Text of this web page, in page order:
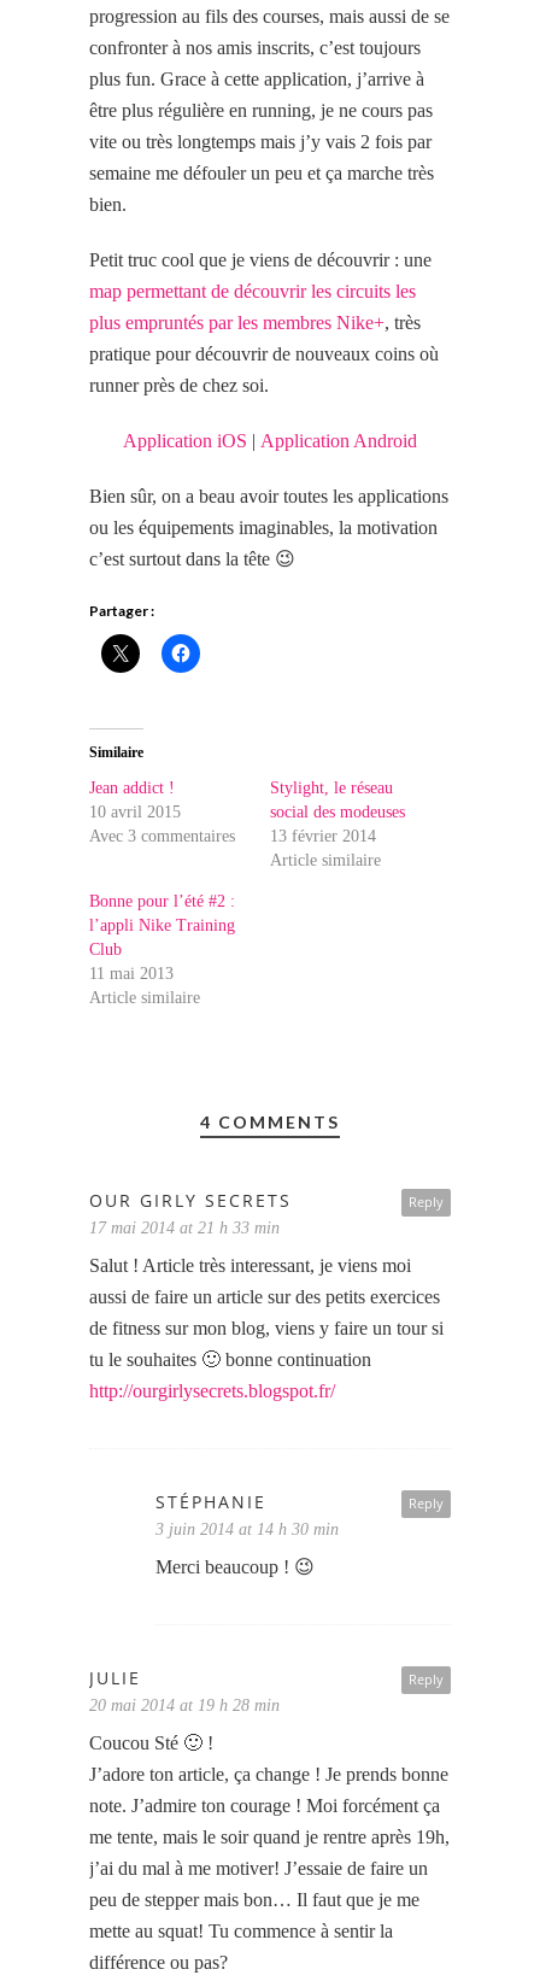
progression au fils des courses, mais aussi de se
confronter à nos amis inscrits, c’est toujours
plus fun. Grace à cette application, j’arrive à
être plus régulière en running, je ne cours pas
vite ou très longtemps mais j’y vais 2 fois par
semaine me défouler un peu et ça marche très
bien.
Petit truc cool que je viens de découvrir : une
map permettant de découvrir les circuits les
plus empruntés par les membres Nike+, très
pratique pour découvrir de nouveaux coins où
runner près de chez soi.
Application iOS | Application Android
Bien sûr, on a beau avoir toutes les applications
ou les équipements imaginables, la motivation
c’est surtout dans la tête 😉
Partager :
Similaire
Jean addict !
10 avril 2015
Avec 3 commentaires
Stylight, le réseau
social des modeuses
13 février 2014
Article similaire
Bonne pour l’été #2 :
l’appli Nike Training
Club
11 mai 2013
Article similaire
4 COMMENTS
Reply
OUR GIRLY SECRETS
17 mai 2014 at 21 h 33 min
Salut ! Article très interessant, je viens moi
aussi de faire un article sur des petits exercices
de fitness sur mon blog, viens y faire un tour si
tu le souhaites 🙂 bonne continuation
http://ourgirlysecrets.blogspot.fr/
Reply
STÉPHANIE
3 juin 2014 at 14 h 30 min
Merci beaucoup ! 😉
Reply
JULIE
20 mai 2014 at 19 h 28 min
Coucou Sté 🙂 !
J’adore ton article, ça change ! Je prends bonne
note. J’admire ton courage ! Moi forcément ça
me tente, mais le soir quand je rentre après 19h,
j’ai du mal à me motiver! J’essaie de faire un
peu de stepper mais bon… Il faut que je me
mette au squat! Tu commence à sentir la
différence ou pas?